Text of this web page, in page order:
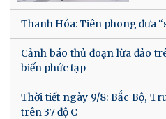
Thanh Hóa: Tiên phong đưa
Cảnh báo thủ đoạn lừa đảo
biến phức tạp
Thời tiết ngày 9/8: Bắc Bộ,
trên 37 độ C